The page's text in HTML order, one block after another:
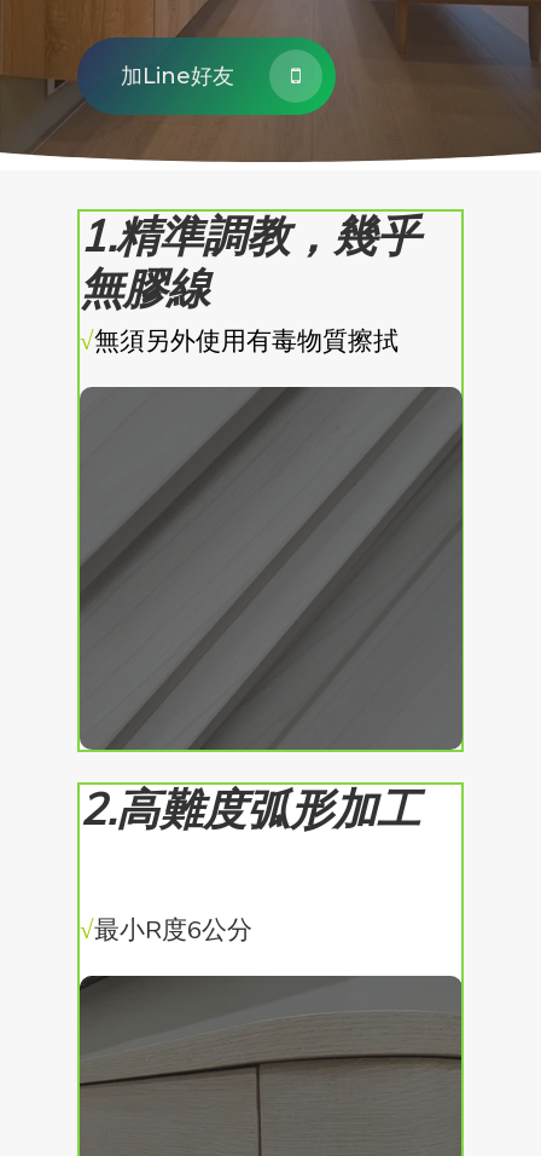
加Line好友
1.精準調教，幾乎
無膠線
√無須另外使用有毒物質擦拭
2.高難度弧形加工
√最小R度6公分